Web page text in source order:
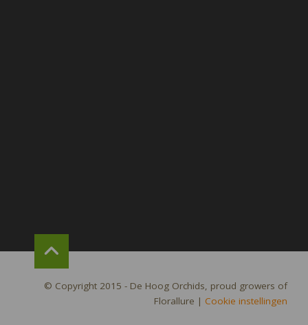
© Copyright 2015 - De Hoog Orchids, proud growers of
Florallure | Cookie instellingen